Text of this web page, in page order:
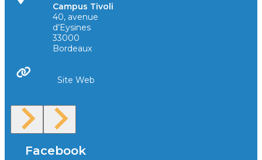
Campus Tivoli
40, avenue
d’Eysines
33000
Bordeaux
Site Web
Facebook